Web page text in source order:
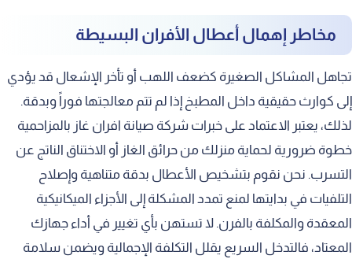
الأسعار التنافسية لخدمات الصيانة الشاملة
العروض والخصومات الدورية والموسمية
عقود الصيانة الدورية للأفران المنزلية
نصائح للحفاظ على كفاءة الفرن
كيفية تنظيف عيون الغاز بأمان
تجنب الأخطاء الشائعة عند الاستخدام
أهمية التهوية الجيدة في المطبخ
التعامل الآمن مع أسطوانات الغاز
مخاطر إهمال أعطال الأفران البسيطة
تجاهل المشاكل الصغيرة كضعف اللهب أو تأخر الإشعال قد يؤدي
إلى كوارث حقيقية داخل المطبخ إذا لم تتم معالجتها فوراً وبدقة.
لذلك، يعتبر الاعتماد على خبرات شركة صيانة افران غاز بالمزاحمية
خطوة ضرورية لحماية منزلك من حرائق الغاز أو الاختناق الناتج عن
التسرب. نحن نقوم بتشخيص الأعطال بدقة متناهية وإصلاح
التلفيات في بدايتها لمنع تمدد المشكلة إلى الأجزاء الميكانيكية
المعقدة والمكلفة بالفرن. لا تستهن بأي تغيير في أداء جهازك
المعتاد، فالتدخل السريع يقلل التكلفة الإجمالية ويضمن سلامة